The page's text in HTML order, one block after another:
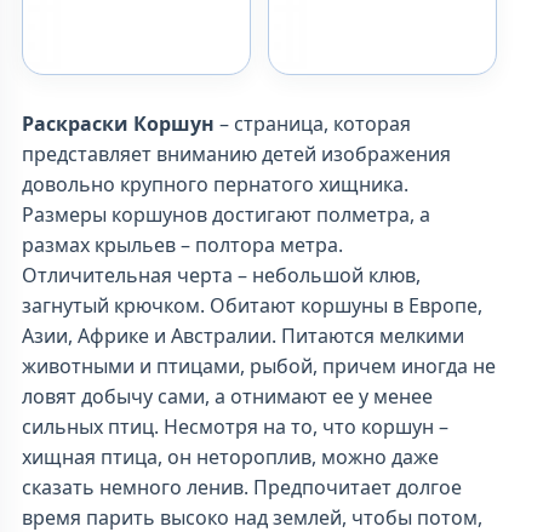
Раскраски Коршун – страница, которая
представляет вниманию детей изображения
довольно крупного пернатого хищника.
Размеры коршунов достигают полметра, а
размах крыльев – полтора метра.
Отличительная черта – небольшой клюв,
загнутый крючком. Обитают коршуны в Европе,
Азии, Африке и Австралии. Питаются мелкими
животными и птицами, рыбой, причем иногда не
ловят добычу сами, а отнимают ее у менее
сильных птиц. Несмотря на то, что коршун –
хищная птица, он нетороплив, можно даже
сказать немного ленив. Предпочитает долгое
время парить высоко над землей, чтобы потом,